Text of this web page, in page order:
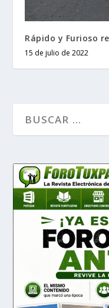
Rápido y Furioso
15 de julio de 2022